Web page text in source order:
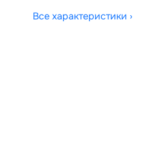
Все характеристики ›